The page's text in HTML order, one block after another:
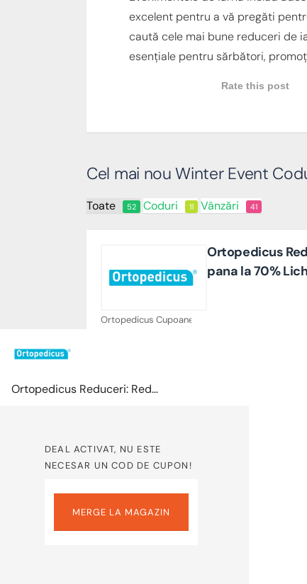
excelent pentru a vă pregăti
caută cele mai bune reduceri de
esențiale pentru sărbători,
Rate this post
Cel mai nou Winter Event
Toate 52 Coduri 11 Vânzări 41
Ortopedicus Cupoane
Ortopedicus
pana la 70%
Ortopedicus Reduceri: Reduceri de pana la 70% Lichidare de Stoc
DEAL ACTIVAT, NU ESTE
NECESAR UN COD DE CUPON!
MERGE LA MAGAZIN